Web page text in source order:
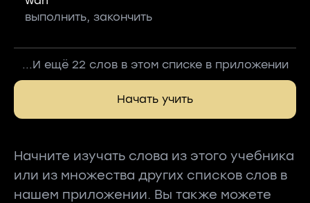
выполнить, закончить
...И ещё 22 слов в этом списке в приложении
Начать учить
Начните изучать слова из этого учебника
или из множества других списков слов в
нашем приложении. Вы также можете